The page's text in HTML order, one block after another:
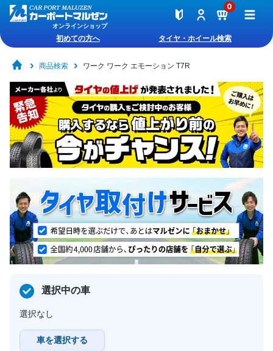
オンラインショップ
0
初めての方へ タイヤ・ホイール検索
商品検索 ワーク ワーク エモーション T7R
選択中の車
選択なし
車を選択する